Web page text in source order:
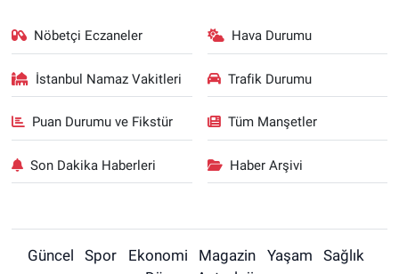
Nöbetçi Eczaneler Hava Durumu
İstanbul Namaz Vakitleri Trafik Durumu
Puan Durumu ve Fikstür Tüm Manşetler
Son Dakika Haberleri Haber Arşivi
Güncel Spor Ekonomi Magazin Yaşam
Sağlık